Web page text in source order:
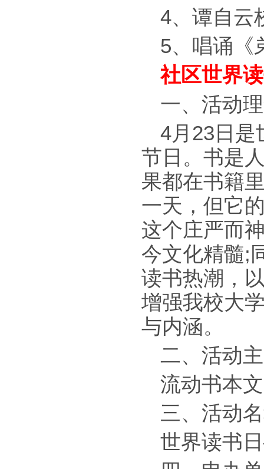
4、谭自云
5、唱诵《
社区世界
一、活动
4月23日是
节日。书是
果都在书籍
一天，但它
这个庄严而
今文化精髓;
读书热潮，
增强我校大
与内涵。
二、活动
流动书本
三、活动
世界读书